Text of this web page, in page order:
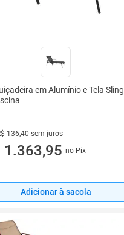
em Alumínio e Tela Sling
136,40 sem juros
R$ 136,40 sem juros
1.363,95 no Pix
Adicionar à sacola